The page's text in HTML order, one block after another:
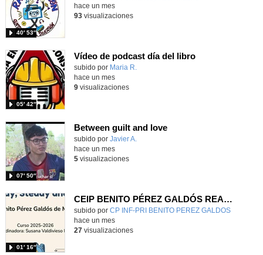
40′ 53″
hace un mes
93visualizaciones
Vídeo de podcast día del libro
Contenido educativo.
subido por Maria R.
05′ 42″
hace un mes
9visualizaciones
Between guilt and love
subido por Javier A.
07′ 50″
hace un mes
5visualizaciones
CEIP BENITO PÉREZ GALDÓS READY, STEADY & GO
Contenido educativo.
subido por CP INF-PRI BENITO PEREZ GALDOS
01′ 16″
-
hace un mes
27visualizaciones